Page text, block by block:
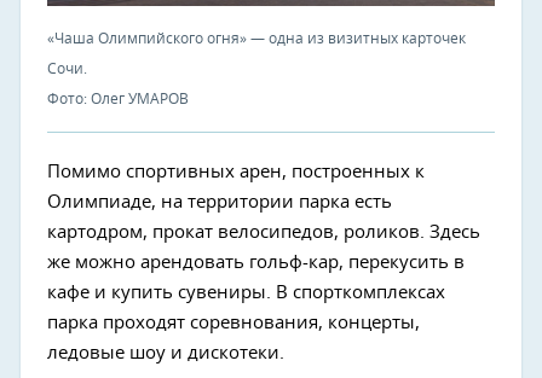
«Чаша Олимпийского огня» — одна из визитных карточек
Сочи.
Фото: Олег УМАРОВ
Помимо спортивных арен, построенных к
Олимпиаде, на территории парка есть
картодром, прокат велосипедов, роликов. Здесь
же можно арендовать гольф-кар, перекусить в
кафе и купить сувениры. В спорткомплексах
парка проходят соревнования, концерты,
ледовые шоу и дискотеки.